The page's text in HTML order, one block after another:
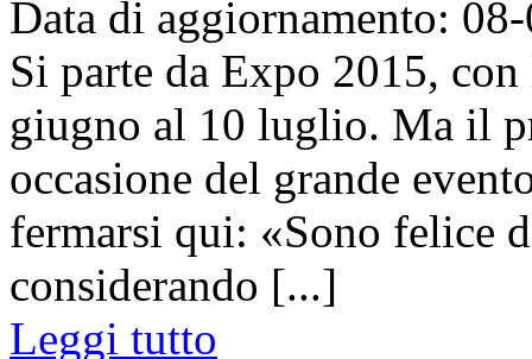
Data di aggiornamento:
Si parte da Expo 2015, con
giugno al 10 luglio. Ma il
occasione del grande
fermarsi qui: «Sono felice
considerando [...]
Leggi tutto